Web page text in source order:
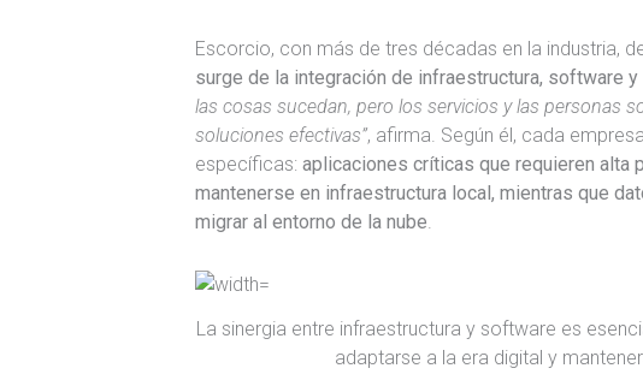
Escorcio, con más de tres décadas en la industria,
surge de la integración de infraestructura, software
las cosas sucedan, pero los servicios y las personas
soluciones efectivas”, afirma. Según él, cada
específicas: aplicaciones críticas que requieren alta
mantenerse en infraestructura local, mientras que
migrar al entorno de la nube.
La sinergia entre infraestructura y software es
adaptarse a la era digital y